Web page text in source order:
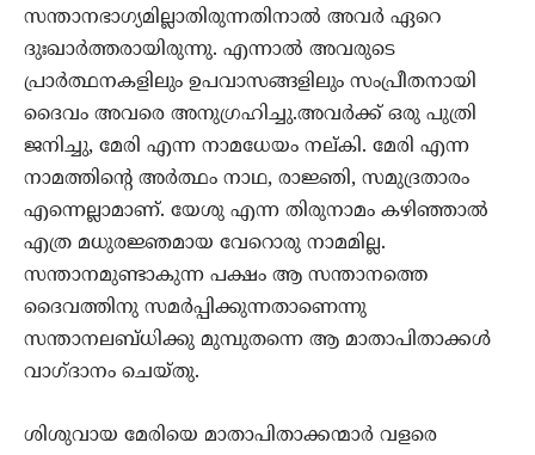
സന്താനഭാഗ്യമില്ലാതിരുന്നതിനാല്‍ അവര്‍ ഏറെ
ദുഃഖാര്‍ത്തരായിരുന്നു. എന്നാല്‍ അവരുടെ
പ്രാര്‍ത്ഥനകളിലും ഉപവാസങ്ങളിലും സംപ്രീതനായി
ദൈവം അവരെ അനുഗ്രഹിച്ചു.അവര്‍ക്ക് ഒരു പുത്രി
ജനിച്ചു, മേരി എന്ന നാമധേയം നല്കി. മേരി എന്ന
നാമത്തിന്റെ അര്‍ത്ഥം നാഥ, രാജ്ഞി, സമുദ്രതാരം
എന്നെല്ലാമാണ്. യേശു എന്ന തിരുനാമം കഴിഞ്ഞാല്‍
എത്ര മധുരജ്ഞമായ വേറൊരു നാമമില്ല.
സന്താനമുണ്ടാകുന്ന പക്ഷം ആ സന്താനത്തെ
ദൈവത്തിനു സമര്‍പ്പിക്കുന്നതാണെന്നു
സന്താനലബ്ധിക്കു മുമ്പുതന്നെ ആ മാതാപിതാക്കള്‍
വാഗ്ദാനം ചെയ്തു.
ശിശുവായ മേരിയെ മാതാപിതാക്കന്മാര്‍ വളരെ